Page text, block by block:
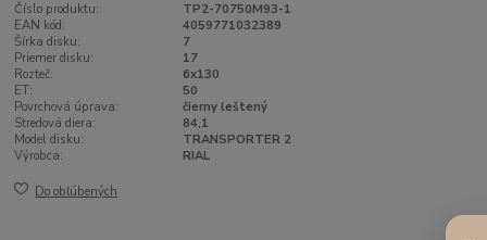
Číslo produktu:
TP2-70750M93-1
EAN kód:
4059771032389
Šírka disku:
7
Priemer disku:
17
Rozteč:
6x130
ET:
50
Povrchová úprava:
čierny leštený
Stredová diera:
84,1
Model disku:
TRANSPORTER 2
Výrobca:
RIAL
Do obľúbených